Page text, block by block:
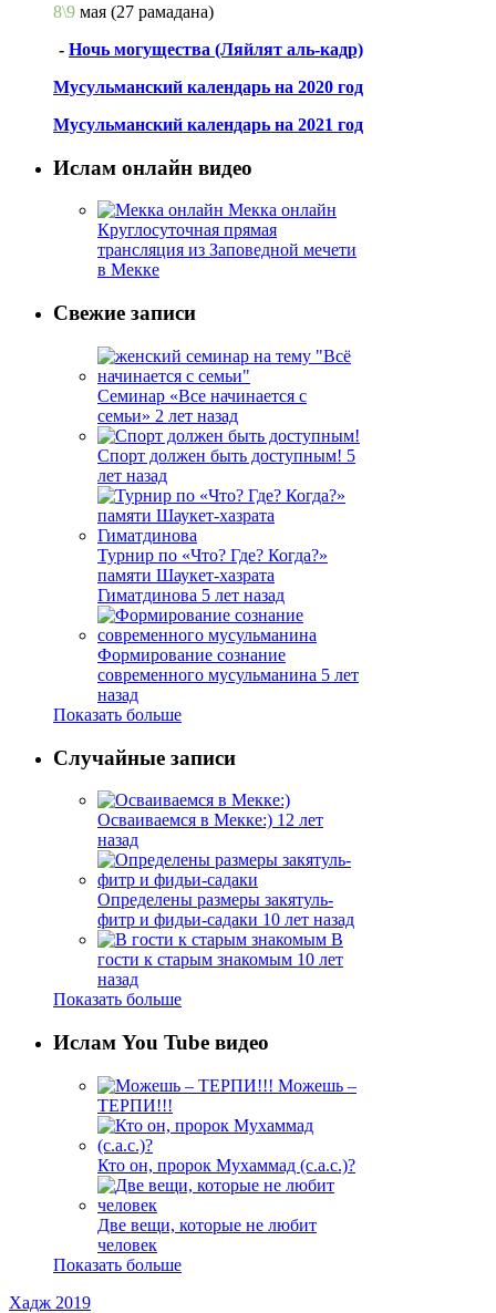
8\9 мая (27 рамадана)
- Ночь могущества (Ляйлят аль-кадр)
Мусульманский календарь на 2020 год
Мусульманский календарь на 2021 год
Ислам онлайн видео
Мекка онлайн
Круглосуточная прямая
трансляция из Заповедной мечети
в Мекке
Свежие записи
Семинар «Все начинается с
семьи» 2 лет назад
Спорт должен быть доступным! 5
лет назад
Турнир по «Что? Где? Когда?»
памяти Шаукет-хазрата
Гиматдинова 5 лет назад
Формирование сознание
современного мусульманина 5 лет
назад
Показать больше
Случайные записи
Осваиваемся в Мекке:) 12 лет
назад
Определены размеры закятуль-
фитр и фидьи-садаки 10 лет назад
В
гости к старым знакомым 10 лет
назад
Показать больше
Ислам You Tube видео
Можешь –
ТЕРПИ!!!
Кто он, пророк Мухаммад (с.а.с.)?
Две вещи, которые не любит
человек
Показать больше
Хадж 2019